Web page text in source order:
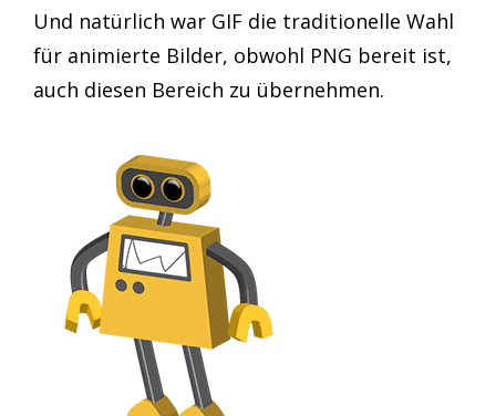
Und natürlich war GIF die traditionelle Wahl
für animierte Bilder, obwohl PNG bereit ist,
auch diesen Bereich zu übernehmen.